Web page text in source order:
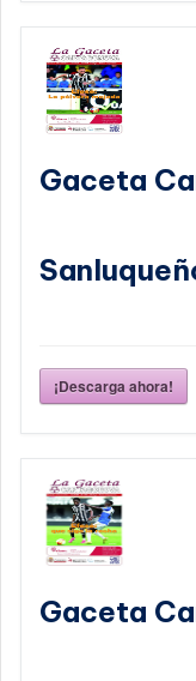
Gaceta
¡Descarga ahora!
Gaceta